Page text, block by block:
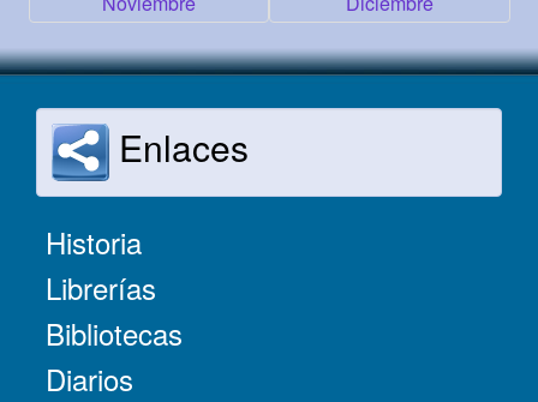
Enlaces
Historia
Librerías
Bibliotecas
Diarios